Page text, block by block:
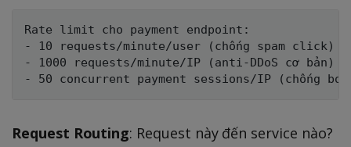
Rate limit cho payment endpoint:
- 10 requests/minute/user (chống spam click)
- 1000 requests/minute/IP (anti-DDoS cơ bản)
Request Routing: Request này đến service nào?